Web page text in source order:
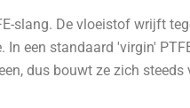
slang. De vloeistof wrijft
een standaard 'virgin'
dus bouwt ze zich steeds